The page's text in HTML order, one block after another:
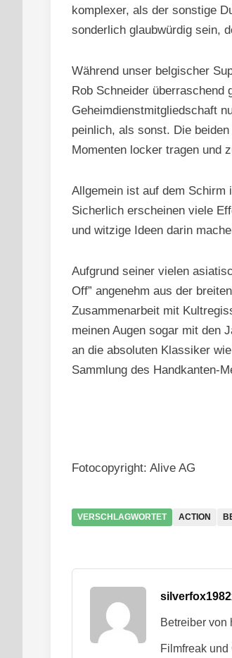
komplexer, als der sonstige
sonderlich glaubwürdig sein,
Während unser belgischer
Rob Schneider überraschend
Geheimdienstmitgliedschaft
peinlich, als sonst. Die
Momenten locker tragen und
Allgemein ist auf dem Schirm
Sicherlich erscheinen viele
und witzige Ideen darin
Aufgrund seiner vielen
Off” angenehm aus der
Zusammenarbeit mit
meinen Augen sogar mit den
an die absoluten Klassiker
Sammlung des Handkanten-
Fotocopyright: Alive AG
VERSCHLAGWORTET ACTION
Betreiber von
Filmfreak und